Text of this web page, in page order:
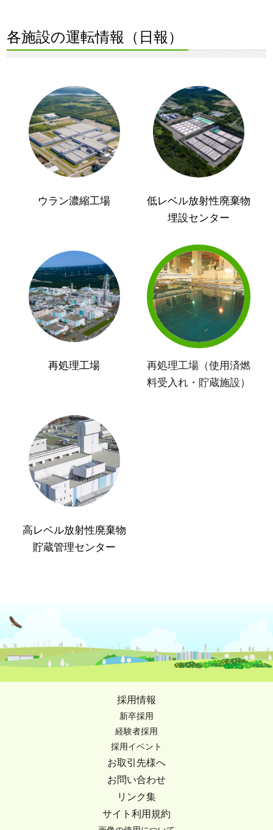
各施設の運転情報（日報）
ウラン濃縮工場
低レベル放射性廃棄物
埋設センター
再処理工場
再処理工場（使用済燃
料受入れ・貯蔵施設）
高レベル放射性廃棄物
貯蔵管理センター
採用情報
新卒採用
経験者採用
採用イベント
お取引先様へ
お問い合わせ
リンク集
サイト利用規約